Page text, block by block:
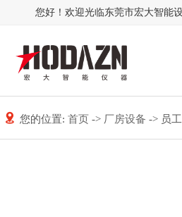
您好！欢迎光临东莞市宏大智能
您的位置: 首页 -> 厂房设备 -> 员